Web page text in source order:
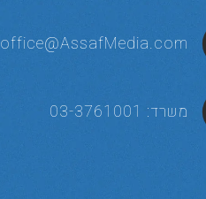
office@AssafMedia.com
משרד: 03-3761001